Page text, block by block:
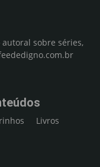
sobre séries,
Livros